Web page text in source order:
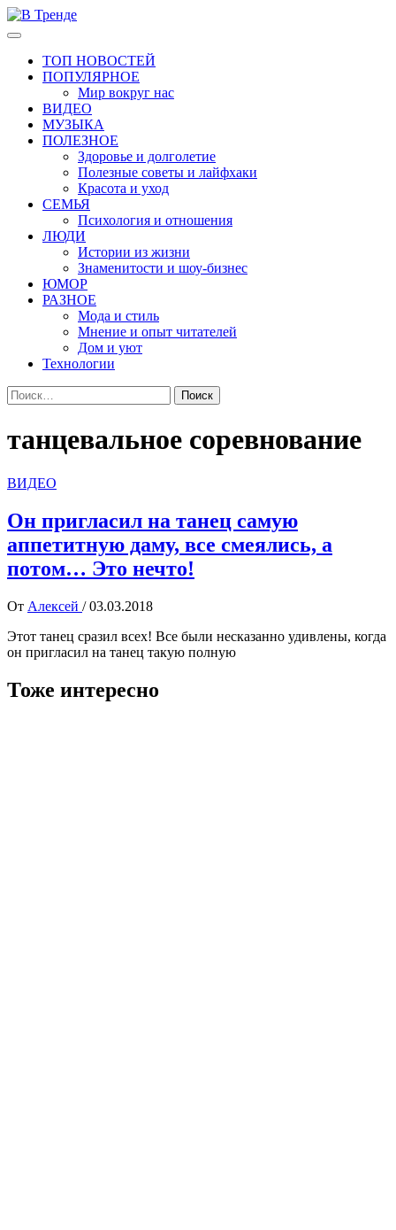
Перейти
к
Основное
ТОП НОВОСТЕЙ
ПОПУЛЯРНОЕ
Мир вокруг нас
ВИДЕО
МУЗЫКА
ПОЛЕЗНОЕ
Здоровье и долголетие
Полезные советы и лайфхаки
Красота и уход
СЕМЬЯ
Психология и отношения
ЛЮДИ
Истории из жизни
Знаменитости и шоу-бизнес
ЮМОР
РАЗНОЕ
Мода и стиль
Мнение и опыт читателей
Дом и уют
Технологии
Найти:
танцевальное соревнование
ВИДЕО
Он пригласил на танец самую
аппетитную даму, все смеялись, а
потом… Это нечто!
От Алексей / 03.03.2018
Этот танец сразил всех! Все были несказанно удивлены, когда
он пригласил на танец такую полную
Тоже интересно